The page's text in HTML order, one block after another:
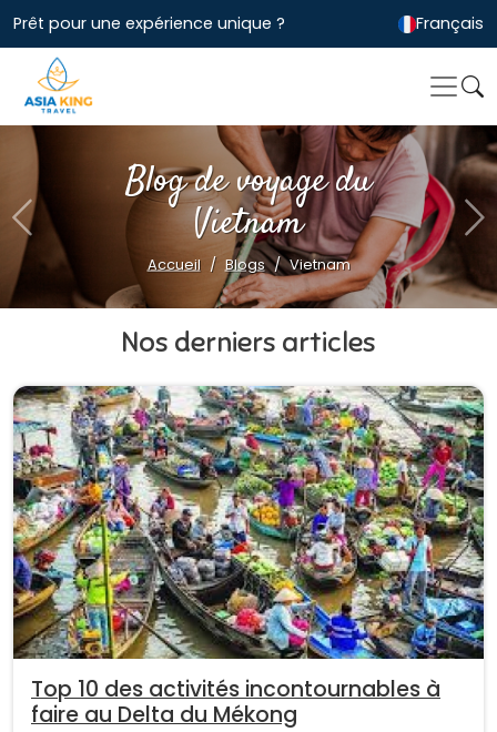
Prêt pour une expérience unique ? Français
Blog de voyage du
Vietnam
Accueil Blogs Vietnam
Previous
Nos derniers articles
Top 10 des activités incontournables à
faire au Delta du Mékong